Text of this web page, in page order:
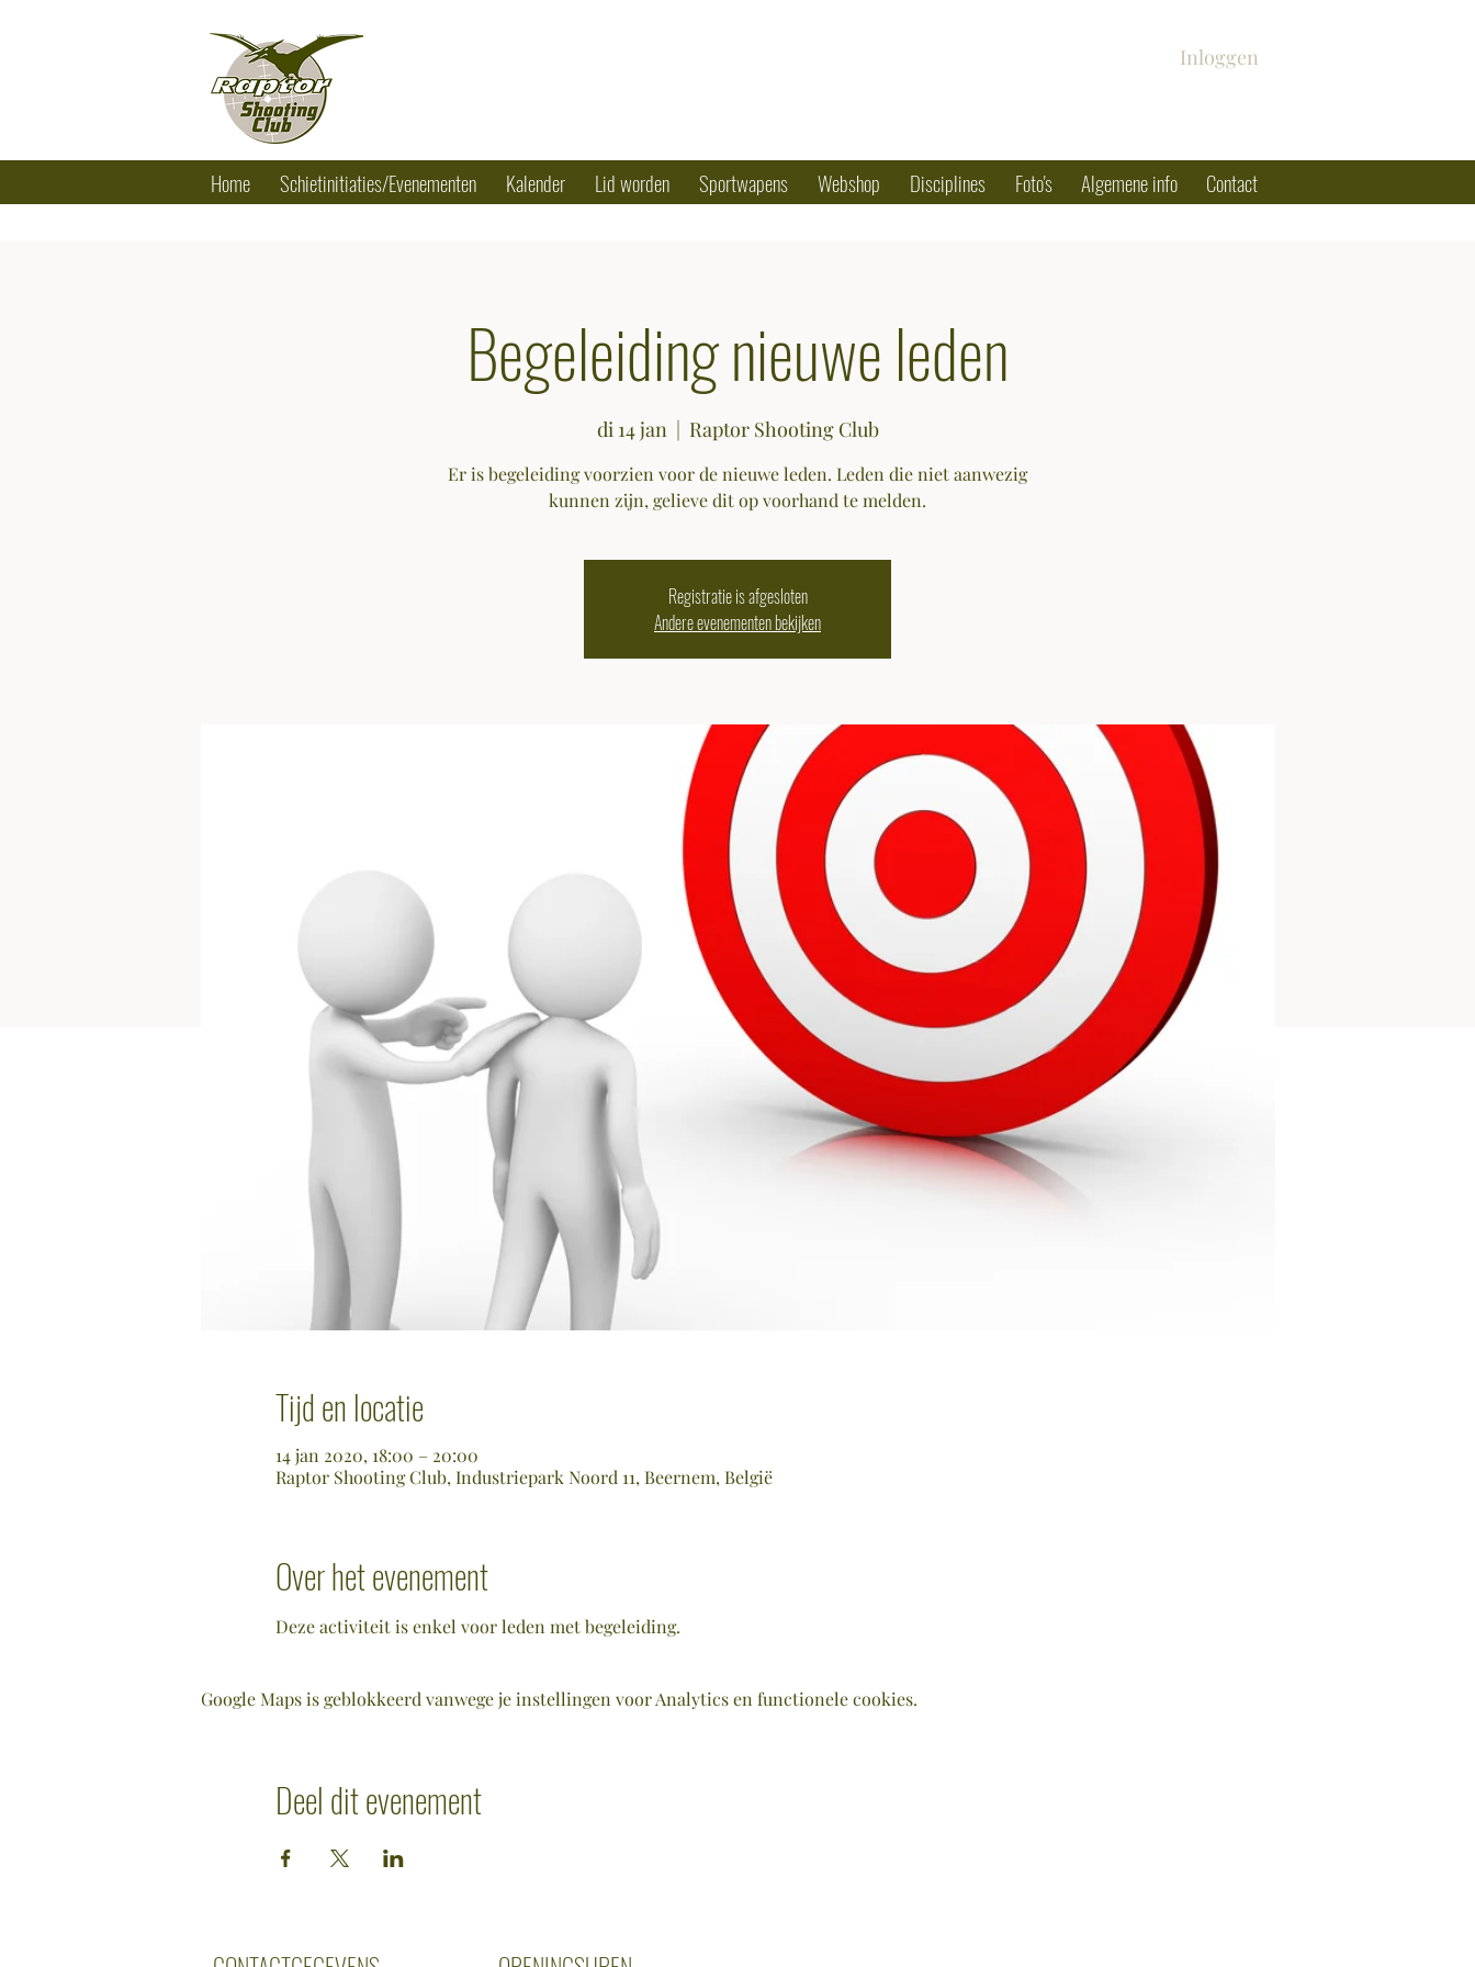
RAPTOR SHOOTING CLUB Inloggen
Home Schietinitiaties/Evenementen Kalender Lid worden Sportwapens Webshop Disciplines Foto's Algemene info Contact
Begeleiding nieuwe leden
di 14 jan
  |
Raptor Shooting Club
Er is begeleiding voorzien voor de nieuwe leden. Leden die niet aanwezig
kunnen zijn, gelieve dit op voorhand te melden.
Registratie is afgesloten
Andere evenementen bekijken
Tijd en locatie
14 jan 2020, 18:00 – 20:00
Raptor Shooting Club, Industriepark Noord 11, Beernem, België
Over het evenement
Deze activiteit is enkel voor leden met begeleiding.
Google Maps is geblokkeerd vanwege je instellingen voor Analytics en functionele cookies.
Deel dit evenement